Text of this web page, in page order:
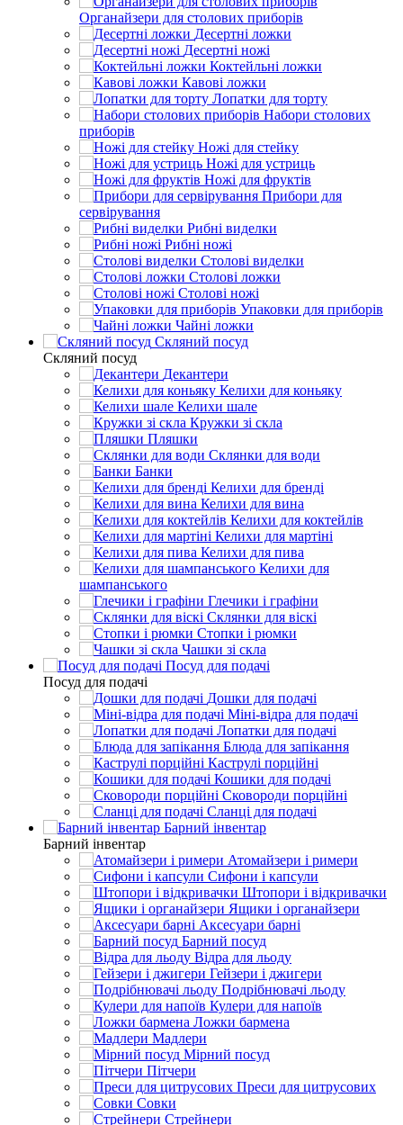
Органайзери для столових приборів
Десертні ложки
Десертні ножі
Коктейльні ложки
Кавові ложки
Лопатки для торту
Набори столових
приборів
Ножі для стейку
Ножі для устриць
Ножі для фруктів
Прибори для
сервірування
Рибні виделки
Рибні ножі
Столові виделки
Столові ложки
Столові ножі
Упаковки для приборів
Чайні ложки
Скляний посуд
Скляний посуд
Декантери
Келихи для коньяку
Келихи шале
Кружки зі скла
Пляшки
Склянки для води
Банки
Келихи для бренді
Келихи для вина
Келихи для коктейлів
Келихи для мартіні
Келихи для пива
Келихи для
шампанського
Глечики і графіни
Склянки для віскі
Стопки і рюмки
Чашки зі скла
Посуд для подачі
Посуд для подачі
Дошки для подачі
Міні-відра для подачі
Лопатки для подачі
Блюда для запікання
Каструлі порційні
Кошики для подачі
Сковороди порційні
Сланці для подачі
Барний інвентар
Барний інвентар
Атомайзери і римери
Сифони і капсули
Штопори і відкривачки
Ящики і органайзери
Аксесуари барні
Барний посуд
Відра для льоду
Гейзери і джигери
Подрібнювачі льоду
Кулери для напоїв
Ложки бармена
Мадлери
Мірний посуд
Пітчери
Преси для цитрусових
Совки
Стрейнери